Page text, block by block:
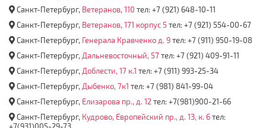
Санкт-Петербург, Ветеранов, 110 тел: +7 (921) 648-10-11
Санкт-Петербург, Ветеранов, 171 корпус 5тел: +7 (921) 554-00-67
Санкт-Петербург, Генерала Кравченко д. 9тел: +7 (911) 950-19-08
Санкт-Петербург, Дальневосточный, 57тел: +7 (921) 409-91-11
Санкт-Петербург, Доблести, 17 к.1 тел: +7 (911) 993-25-34
Санкт-Петербург, Дыбенко, 7к1 тел: +7 (981) 841-99-04
Санкт-Петербург, Елизарова пр., д. 12тел: +7(981)900-21-66
Санкт-Петербург, Кудрово, Европейский пр., д. 13, к. 6тел: